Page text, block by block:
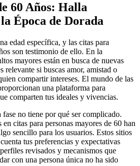
60 Años: Halla
Época de Dorada
edad específica, y las citas para
son testimonio de ello. En la
mayores están en busca de nuevas
relevante si buscas amor, amistad o
compartir intereses. El mundo de las
una plataforma para
comparten tus ideales y vivencias.
fase no tiene por qué ser complicado.
citas para personas mayores de 60 han
sencillo para los usuarios. Estos sitios
tus preferencias y expectativas
revisados y mecanismos que
con una persona única no ha sido